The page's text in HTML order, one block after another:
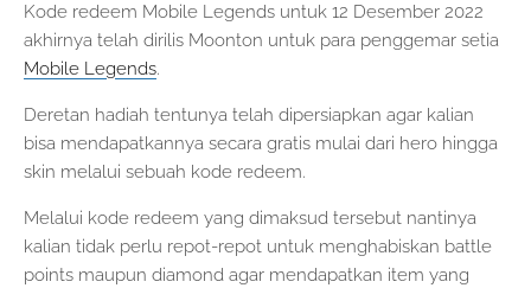
Kode redeem Mobile Legends untuk 12 Desember 2022
akhirnya telah dirilis Moonton untuk para penggemar setia
Mobile Legends.
Deretan hadiah tentunya telah dipersiapkan agar kalian
bisa mendapatkannya secara gratis mulai dari hero hingga
skin melalui sebuah kode redeem.
Melalui kode redeem yang dimaksud tersebut nantinya
kalian tidak perlu repot-repot untuk menghabiskan battle
points maupun diamond agar mendapatkan item yang